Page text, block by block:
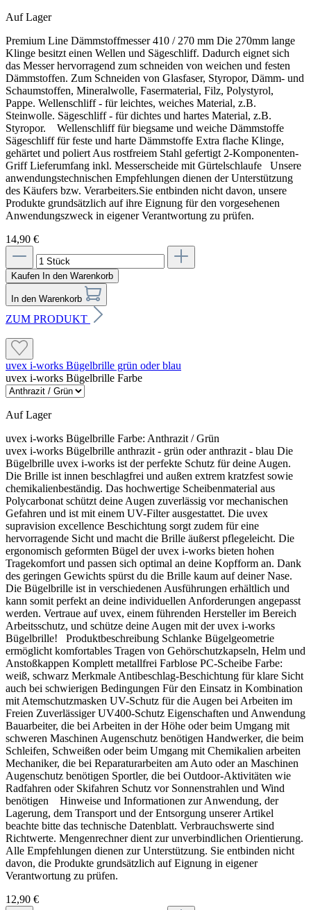
Dübelung und Armierung
Verdübelung im W-Schema
Die Mineralfaserplatten müssen unabhängig vom
Untergrund immer zusätzlich verdübelt werden.
Zulässig ist ausschließlich das W-Schema mit 6 bis 12
Dübeln je m²; die genaue Anzahl richtet sich nach
ÖNORM B 6400-1 und dem konkreten Objekt.
Armierungsschicht
Das Caparol Glasgewebe faltenfrei mit mindestens 10
cm Überlappung in den frischen Unterputz einbetten.
Unterputzdicke überdeckt sein.
Typische Fehler vermeiden
außen. Die gestreifte Klebeseite wird zum Untergrund
ausgerichtet.
Zu geringe Klebekontaktfläche
Weniger als 40 % beziehungsweise 80 % Klebekontakt
bei vollflächigem Untergrundauftrag entspricht nicht
der vorgesehenen Verarbeitung.
Unebenheiten überspachtelt
Eine Ausgleichsschicht so dünn wie möglich halten.
Hohe Gesamtschichtdicken und eine ungünstige
Gewebelage können spätere Schäden an der
Fassadenbeschichtung begünstigen.
Bedarf und technische Daten
Bedarf
Eine Dämmplatte enthält 0,48 m² Materialfläche. Der
rechnerische Bedarf beträgt 1 m² Dämmplatte je 1 m²
Fassadenfläche. Fassadenecken, Öffnungen, Zuschnitte
und Verschnitt zusätzlich berücksichtigen.
Produkttyp: Mineralfaser-Fassadendämmplatte
Plattenformat: 120 × 40 cm
Dämmstoffdicken: 6 bis 30 cm
Brandverhalten: Euroklasse A1
Wärmeleitfähigkeit: 0,034 W/(mK)
Rohdichte: ca. 85 kg/m³ ± 15 %
Diffusionswiderstandszahl: ungefähr 1
Querzugfestigkeit: mindestens 7,5 kPa
Druckspannung bei 10 % Stauchung: mindestens 15
Schmelzpunkt: über 1.000 °C
So werden die Dämmplatten verlegt
Die Platten von unten nach oben im Verband und pressgestoßen
verkleben.
Jede Platte gut andrücken sowie flucht- und lotrecht ausrichten.
Keine Klebemasse in die Plattenstöße bringen.
Fugen unter 5 mm mit Caparol Füllschaum B1 schließen.
Größere Fugen mit passend zugeschnittenem, artgleichem
Dämmstoff korrigieren.
Die verklebte Fassadenfläche bis zur weiteren Bearbeitung mit
einem Gerüstschutznetz vor Feuchtigkeit, Wind und direkter
Sonne schützen.
Dübelung und Armierung
Verdübelung im W-Schema
Die Mineralfaserplatten müssen unabhängig vom Untergrund
immer zusätzlich verdübelt werden. Zulässig ist
ausschließlich das W-Schema mit 6 bis 12 Dübeln je m²; die
genaue Anzahl richtet sich nach ÖNORM B 6400-1 und dem
konkreten Objekt.
Armierungsschicht
Das Caparol Glasgewebe faltenfrei mit mindestens 10 cm
Überlappung in den frischen Unterputz einbetten. Das
Gewebe muss anschließend mit mindestens 2 mm
beziehungsweise einem Drittel der gesamten Unterputzdicke
überdeckt sein.
Typische Fehler vermeiden
Seiten vertauscht
Die vollständig weiße Beschichtung gehört nach außen. Die
gestreifte Klebeseite wird zum Untergrund ausgerichtet.
Zu geringe Klebekontaktfläche
Weniger als 40 % beziehungsweise 80 % Klebekontakt bei
vollflächigem Untergrundauftrag entspricht nicht der
vorgesehenen Verarbeitung.
Unebenheiten überspachtelt
Eine Ausgleichsschicht so dünn wie möglich halten. Hohe
Gesamtschichtdicken und eine ungünstige Gewebelage
können spätere Schäden an der Fassadenbeschichtung
begünstigen.
Bedarf und technische Daten
Bedarf
Eine Dämmplatte enthält 0,48 m² Materialfläche. Der
Fassadenfläche. Fassadenecken, Öffnungen, Zuschnitte und
Auf Lager
Premium Line Dämmstoffmesser 410 / 270 mm Die 270mm lange
Klinge besitzt einen Wellen und Sägeschliff. Dadurch eignet sich
das Messer hervorragend zum schneiden von weichen und festen
Dämmstoffen. Zum Schneiden von Glasfaser, Styropor, Dämm- und
Schaumstoffen, Mineralwolle, Fasermaterial, Filz, Polystyrol,
Pappe. Wellenschliff - für leichtes, weiches Material, z.B.
Steinwolle. Sägeschliff - für dichtes und hartes Material, z.B.
Styropor. Wellenschliff für biegsame und weiche Dämmstoffe
Sägeschliff für feste und harte Dämmstoffe Extra flache Klinge,
gehärtet und poliert Aus rostfreiem Stahl gefertigt 2-Komponenten-
Griff Lieferumfang inkl. Messerscheide mit Gürtelschlaufe Unsere
anwendungstechnischen Empfehlungen dienen der Unterstützung
des Käufers bzw. Verarbeiters.Sie entbinden nicht davon, unsere
Produkte grundsätzlich auf ihre Eignung für den vorgesehenen
Anwendungszweck in eigener Verantwortung zu prüfen.
14,90 €
Kaufen In den Warenkorb
In den Warenkorb
ZUM PRODUKT
uvex i-works Bügelbrille grün oder blau
uvex i-works Bügelbrille Farbe
Auf Lager
uvex i-works Bügelbrille Farbe: Anthrazit / Grün
uvex i-works Bügelbrille anthrazit - grün oder anthrazit - blau Die
Bügelbrille uvex i-works ist der perfekte Schutz für deine Augen.
Die Brille ist innen beschlagfrei und außen extrem kratzfest sowie
chemikalienbeständig. Das hochwertige Scheibenmaterial aus
Polycarbonat schützt deine Augen zuverlässig vor mechanischen
Gefahren und ist mit einem UV-Filter ausgestattet. Die uvex
supravision excellence Beschichtung sorgt zudem für eine
hervorragende Sicht und macht die Brille äußerst pflegeleicht. Die
ergonomisch geformten Bügel der uvex i-works bieten hohen
Tragekomfort und passen sich optimal an deine Kopfform an. Dank
des geringen Gewichts spürst du die Brille kaum auf deiner Nase.
Die Bügelbrille ist in verschiedenen Ausführungen erhältlich und
kann somit perfekt an deine individuellen Anforderungen angepasst
werden. Vertraue auf uvex, einem führenden Hersteller im Bereich
Arbeitsschutz, und schütze deine Augen mit der uvex i-works
Bügelbrille! Produktbeschreibung Schlanke Bügelgeometrie
ermöglicht komfortables Tragen von Gehörschutzkapseln, Helm und
Anstoßkappen Komplett metallfrei Farblose PC-Scheibe Farbe:
weiß, schwarz Merkmale Antibeschlag-Beschichtung für klare Sicht
auch bei schwierigen Bedingungen Für den Einsatz in Kombination
mit Atemschutzmasken UV-Schutz für die Augen bei Arbeiten im
Freien Zuverlässiger UV400-Schutz Eigenschaften und Anwendung
Bauarbeiter, die bei Arbeiten in der Höhe oder beim Umgang mit
schweren Maschinen Augenschutz benötigen Handwerker, die beim
Schleifen, Schweißen oder beim Umgang mit Chemikalien arbeiten
Mechaniker, die bei Reparaturarbeiten am Auto oder an Maschinen
Augenschutz benötigen Sportler, die bei Outdoor-Aktivitäten wie
Radfahren oder Skifahren Schutz vor Sonnenstrahlen und Wind
benötigen Hinweise und Informationen zur Anwendung, der
Lagerung, dem Transport und der Entsorgung unserer Artikel
beachte bitte das technische Datenblatt. Verbrauchswerte sind
Richtwerte. Mengenrechner dient zur unverbindlichen Orientierung.
Alle Empfehlungen dienen zur Unterstützung. Sie entbinden nicht
davon, die Produkte grundsätzlich auf Eignung in eigener
Verantwortung zu prüfen.
12,90 €